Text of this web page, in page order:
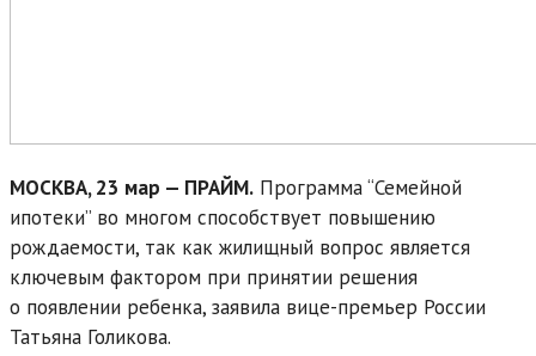
МОСКВА, 23 мар — ПРАЙМ. Программа “Семейной
ипотеки” во многом способствует повышению
рождаемости, так как жилищный вопрос является
ключевым фактором при принятии решения
о появлении ребенка, заявила вице-премьер России
Татьяна Голикова.